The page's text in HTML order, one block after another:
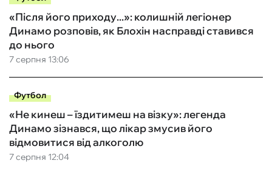
7 серпня 13:06
«Після його приходу...»: колишній легіонер
Динамо розповів, як Блохін насправді ставився
до нього
Футбол
7 серпня 12:04
«Не кинеш – їздитимеш на візку»: легенда
Динамо зізнався, що лікар змусив його
відмовитися від алкоголю